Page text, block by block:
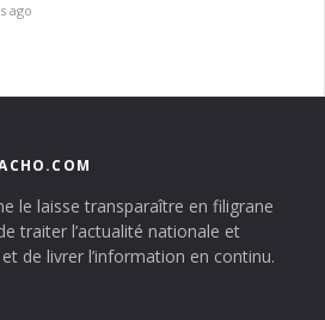
ago
le laisse transparaître en filigrane
traiter l’actualité nationale et
de livrer l’information en continu.